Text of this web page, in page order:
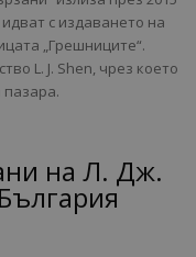
идват с издаването на
„Грешниците“.
L. J. Shen, чрез което
пазара.
на Л. Дж.